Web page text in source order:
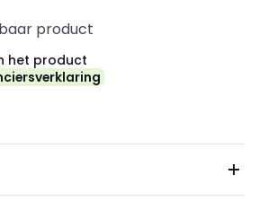
product
het product